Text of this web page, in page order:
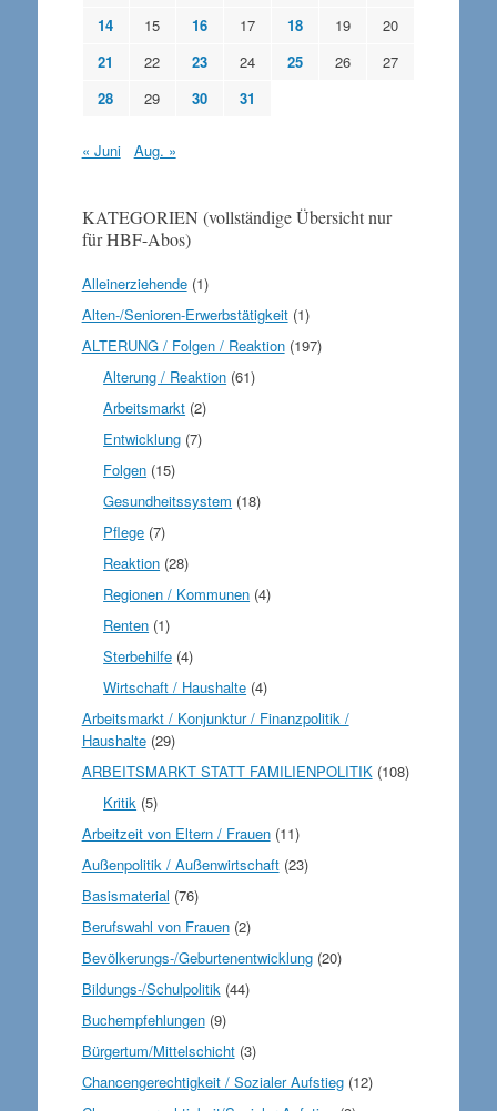
14
15 16 17 18 19
20
21
22 23 24 25 26
27
28
29 30 31
« Juni Aug. »
KATEGORIEN (vollständige Übersicht nur
für HBF-Abos)
Alleinerziehende(1)
Alten-/Senioren-Erwerbstätigkeit(1)
ALTERUNG / Folgen / Reaktion(197)
Alterung / Reaktion (61)
Arbeitsmarkt (2)
Entwicklung (7)
Folgen (15)
Gesundheitssystem (18)
Pflege (7)
Reaktion (28)
Regionen / Kommunen (4)
Renten (1)
Sterbehilfe (4)
Wirtschaft / Haushalte (4)
Arbeitsmarkt / Konjunktur / Finanzpolitik /
Haushalte(29)
ARBEITSMARKT STATT FAMILIENPOLITIK(108)
Kritik (5)
Arbeitzeit von Eltern / Frauen(11)
Außenpolitik / Außenwirtschaft(23)
Basismaterial (76)
Berufswahl von Frauen(2)
Bevölkerungs-/Geburtenentwicklung(20)
Bildungs-/Schulpolitik(44)
Buchempfehlungen(9)
Bürgertum/Mittelschicht(3)
Chancengerechtigkeit / Sozialer Aufstieg(12)